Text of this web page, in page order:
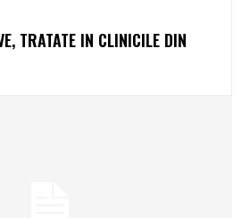
TRATATE IN CLINICILE DIN